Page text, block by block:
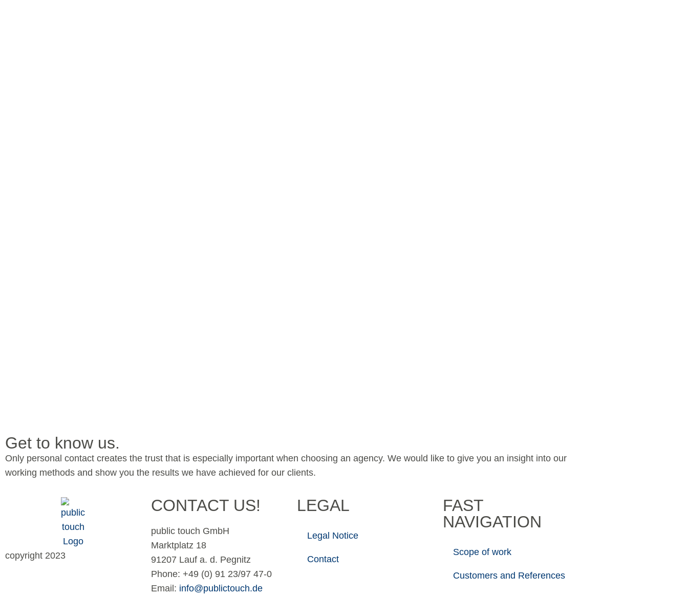
Get to know us.
Only personal contact creates the trust that is especially important when choosing an agency. We would like to give you an insight into our
working methods and show you the results we have achieved for our clients.
copyright 2023
CONTACT US!
public touch GmbH
Marktplatz 18
91207 Lauf a. d. Pegnitz
Phone: +49 (0) 91 23/97 47-0
Email: info@publictouch.de
LEGAL
Legal Notice
Contact
FAST
NAVIGATION
Scope of work
Customers and References